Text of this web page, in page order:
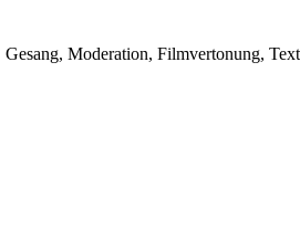
Moderation, Filmvertonung,